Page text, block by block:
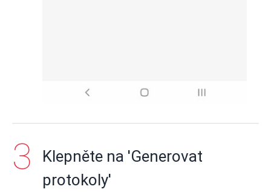
Klepněte na 'Generovat
protokoly'